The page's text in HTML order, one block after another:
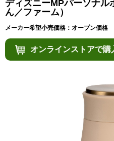
ディズニーMPパーソナル
ん／ファーム）
メーカー希望小売価格：オープン価格
オンラインストアで購